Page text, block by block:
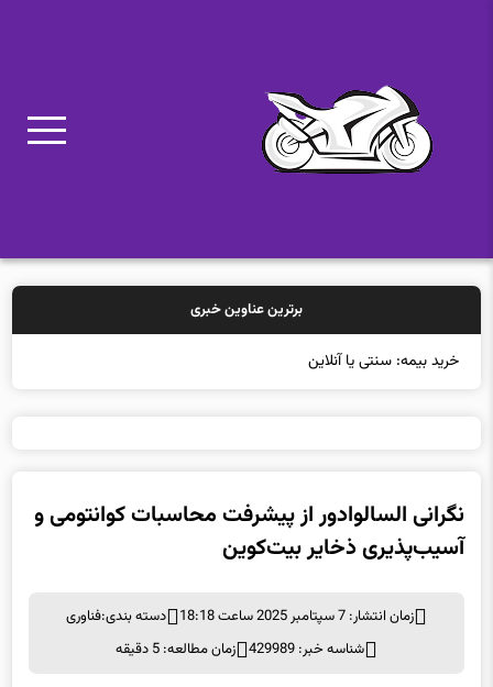
برترین عناوین خبری
خرید بیمه: سنتی یا آنلاین؟ کدامی
نگرانی السالوادور از پیشرفت محاسبات کوانتومی و
آسیب‌پذیری ذخایر بیت‌کوین
زمان انتشار: 7 سپتامبر 2025 ساعت 18:18 دسته بندی:فناوری
شناسه خبر: 429989
زمان مطالعه: 5 دقیقه